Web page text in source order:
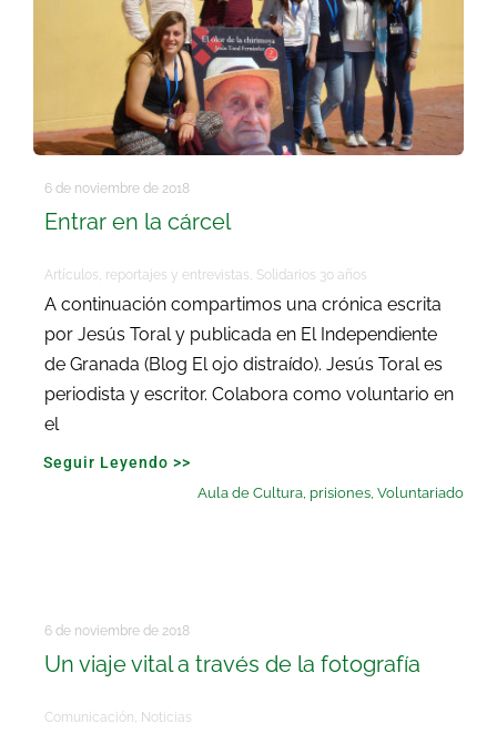
6 de noviembre de 2018
Entrar en la cárcel
Artículos, reportajes y entrevistas, Solidarios 30 años
A continuación compartimos una crónica escrita
por Jesús Toral y publicada en El Independiente
de Granada (Blog El ojo distraído). Jesús Toral es
periodista y escritor. Colabora como voluntario en
el
Seguir Leyendo >>
Aula de Cultura prisiones ,Voluntariado
6 de noviembre de 2018
Un viaje vital a través de la fotografía
Comunicación Noticias